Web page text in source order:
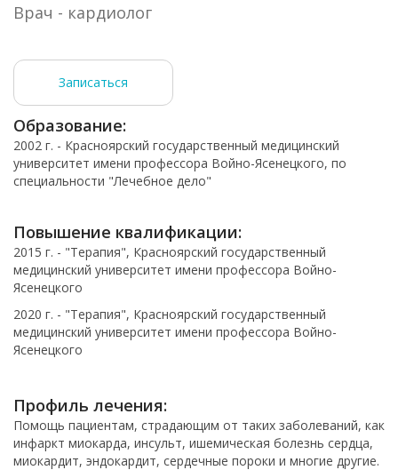
Врач - кардиолог
Записаться
Образование:
2002 г. - Красноярский государственный медицинский
университет имени профессора Войно-Ясенецкого, по
специальности "Лечебное дело"
Повышение квалификации:
2015 г. - "Терапия", Красноярский государственный
медицинский университет имени профессора Войно-
Ясенецкого
2020 г. - "Терапия", Красноярский государственный
медицинский университет имени профессора Войно-
Ясенецкого
Профиль лечения:
Помощь пациентам, страдающим от таких заболеваний, как
инфаркт миокарда, инсульт, ишемическая болезнь сердца,
миокардит, эндокардит, сердечные пороки и многие другие.